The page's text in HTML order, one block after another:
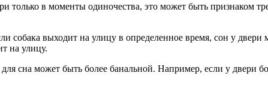
только в моменты одиночества, это может быть признаком
собака выходит на улицу в определенное время, сон у
на улицу.
сна может быть более банальной. Например, если у двери